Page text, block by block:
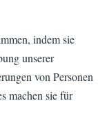
indem sie
unserer
von Personen
machen sie für